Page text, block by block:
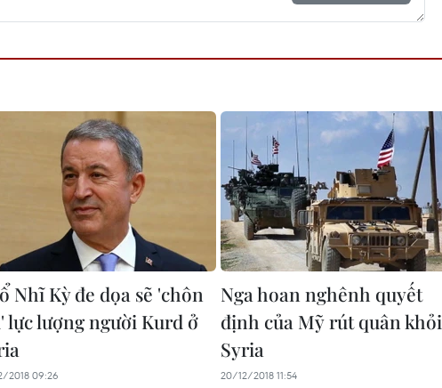
Nhĩ Kỳ đe dọa sẽ 'chôn
lực lượng người Kurd ở
2018 09:26
Nga hoan nghênh quyết
định của Mỹ rút quân khỏi
Syria
20/12/2018 11:54